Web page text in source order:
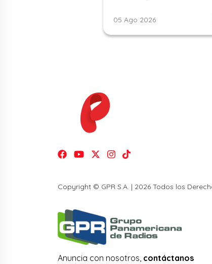
05 Ago 2026
Copyright © GPR S.A. | 2026 Todos los
Anuncia con nosotros, contáctanos